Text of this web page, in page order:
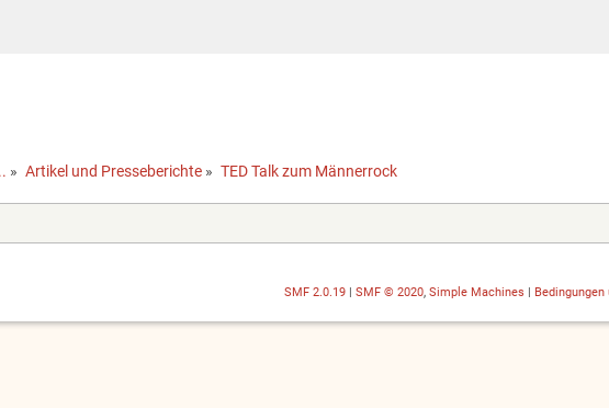
» Artikel und Presseberichte » TED Talk zum Männerrock
SMF 2.0.19| SMF © 2020, Simple Machines Bedingungen